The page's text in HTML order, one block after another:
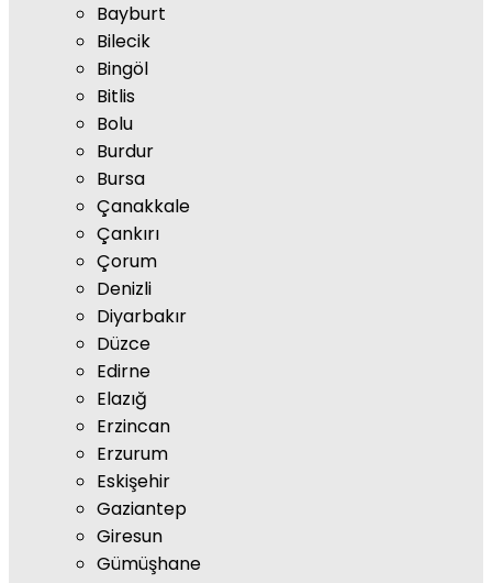
Bayburt
Bilecik
Bingöl
Bitlis
Bolu
Burdur
Bursa
Çanakkale
Çankırı
Çorum
Denizli
Diyarbakır
Düzce
Edirne
Elazığ
Erzincan
Erzurum
Eskişehir
Gaziantep
Giresun
Gümüşhane